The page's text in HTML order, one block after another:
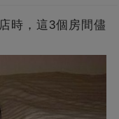
時，這3個房間儘